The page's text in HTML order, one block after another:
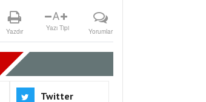
Yazdır
A
Yazı Tipi Yorumlar
Twitter